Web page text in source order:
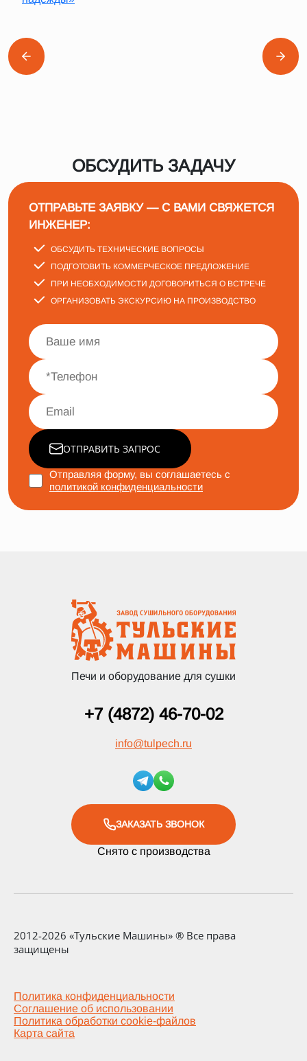
ОБСУДИТЬ ЗАДАЧУ
ОТПРАВЬТЕ ЗАЯВКУ — С ВАМИ СВЯЖЕТСЯ
ИНЖЕНЕР:
ОБСУДИТЬ ТЕХНИЧЕСКИЕ ВОПРОСЫ
ПОДГОТОВИТЬ КОММЕРЧЕСКОЕ ПРЕДЛОЖЕНИЕ
ПРИ НЕОБХОДИМОСТИ ДОГОВОРИТЬСЯ О ВСТРЕЧЕ
ОРГАНИЗОВАТЬ ЭКСКУРСИЮ НА ПРОИЗВОДСТВО
ОТПРАВИТЬ ЗАПРОС
Отправляя форму, вы соглашаетесь с
политикой конфиденциальности
Печи и оборудование для сушки
+7 (4872) 46-70-02
info@tulpech.ru
ЗАКАЗАТЬ ЗВОНОК
Снято с производства
2012-2026 «Тульские Машины» ® Все права
защищены
Политика конфиденциальности
Соглашение об использовании
Политика обработки cookie-файлов
Карта сайта